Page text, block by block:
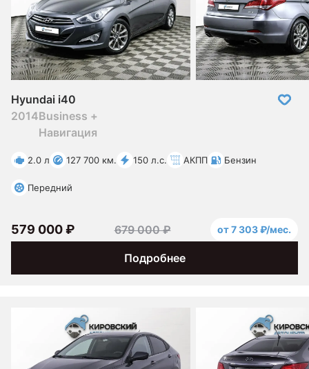
Hyundai i40
2014Business +
Навигация
2.0 л 127 700 км. 150 л.с. АКПП Бензин
Передний
Подробнее
579 000 ₽ 679 000 ₽ от 7 303 ₽/мес.